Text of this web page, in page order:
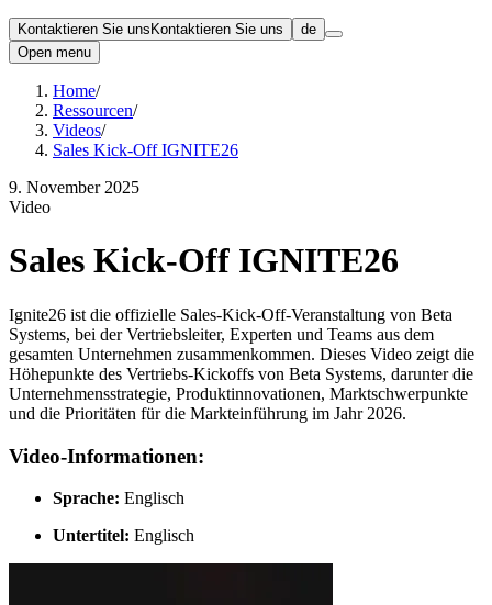
Kontaktieren Sie uns Kontaktieren Sie uns
de
Open menu
Home/
Ressourcen/
Videos/
Sales Kick-Off IGNITE26
9. November 2025
Video
Sales Kick-Off IGNITE26
Ignite26 ist die offizielle Sales-Kick-Off-Veranstaltung von Beta
Systems, bei der Vertriebsleiter, Experten und Teams aus dem
gesamten Unternehmen zusammenkommen. Dieses Video zeigt die
Höhepunkte des Vertriebs-Kickoffs von Beta Systems, darunter die
Unternehmensstrategie, Produktinnovationen, Marktschwerpunkte
und die Prioritäten für die Markteinführung im Jahr 2026.
Video-Informationen:
Sprache: Englisch
Untertitel: Englisch